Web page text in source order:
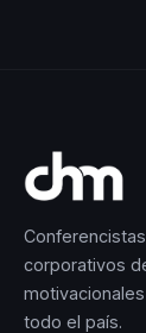
corporativos
todo el país.